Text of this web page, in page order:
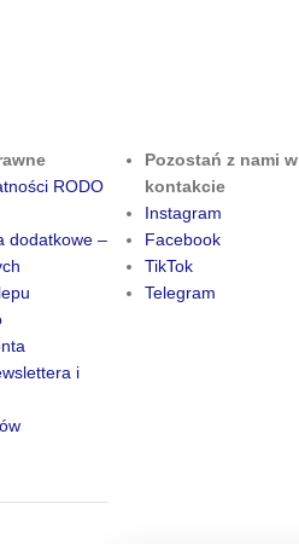
RODO
dodatkowe –
i
Pozostań z nami w
kontakcie
Instagram
Facebook
TikTok
Telegram